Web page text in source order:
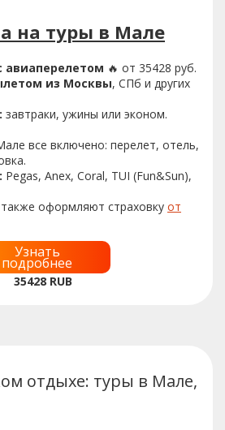
на туры в Мале
авиаперелетом 🔥 от 35428 руб.
из Москвы, СПб и других
завтраки, ужины или эконом.
все включено: перелет, отель,
Pegas, Anex, Coral, TUI (Fun&Sun),
оформляют страховку от
Узнать
подробнее
35428 RUB
отдыхе: туры в Мале,